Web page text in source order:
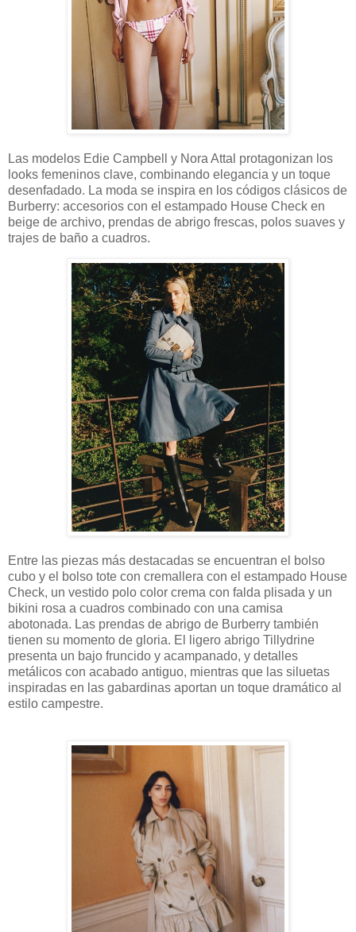
Las modelos Edie Campbell y Nora Attal protagonizan los
looks femeninos clave, combinando elegancia y un toque
desenfadado. La moda se inspira en los códigos clásicos de
Burberry: accesorios con el estampado House Check en
beige de archivo, prendas de abrigo frescas, polos suaves y
trajes de baño a cuadros.
Entre las piezas más destacadas se encuentran el bolso
cubo y el bolso tote con cremallera con el estampado House
Check, un vestido polo color crema con falda plisada y un
bikini rosa a cuadros combinado con una camisa
abotonada. Las prendas de abrigo de Burberry también
tienen su momento de gloria. El ligero abrigo Tillydrine
presenta un bajo fruncido y acampanado, y detalles
metálicos con acabado antiguo, mientras que las siluetas
inspiradas en las gabardinas aportan un toque dramático al
estilo campestre.